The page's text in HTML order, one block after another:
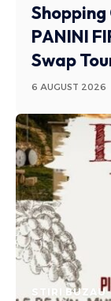
PANINI
Swap
6 AUGUST 2026
STIRI BUZAU